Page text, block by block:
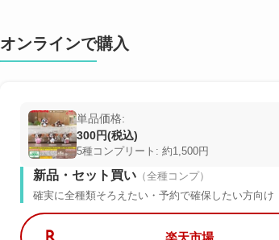
オンラインで購入
単品価格:
300円(税込)
5種コンプリート: 約1,500円
新品・セット買い （全種コンプ）
確実に全種類そろえたい・予約で確保したい方向け
楽天市場